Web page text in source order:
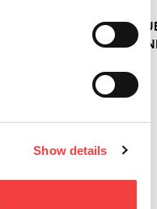
Show details
DUPLICATION
ÉVOLUE
IQ